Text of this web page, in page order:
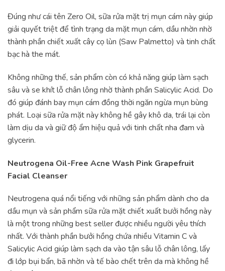
Đúng như cái tên Zero Oil, sữa rửa mặt trị mụn cám này giúp
giải quyết triệt để tình trạng da mặt mụn cám, dầu nhờn nhờ
thành phần chiết xuất cây cọ lùn (Saw Palmetto) và tinh chất
bạc hà the mát.
Không những thế, sản phẩm còn có khả năng giúp làm sạch
sâu và se khít lỗ chân lông nhờ thành phần Salicylic Acid. Do
đó giúp đánh bay mụn cám đồng thời ngăn ngừa mụn bùng
phát. Loại sữa rửa mặt này không hề gây khô da, trái lại còn
làm dịu da và giữ độ ẩm hiệu quả với tinh chất nha đam và
glycerin.
Neutrogena Oil-Free Acne Wash Pink Grapefruit
Facial Cleanser
Neutrogena quá nổi tiếng với những sản phẩm dành cho da
dầu mụn và sản phẩm sữa rửa mặt chiết xuất bưởi hồng này
là một trong những best seller được nhiều người yêu thích
nhất. Với thành phần bưởi hồng chứa nhiều Vitamin C và
Salicylic Acid giúp làm sạch da vào tận sâu lỗ chân lông, lấy
đi lớp bụi bẩn, bã nhờn và tế bào chết trên da mà không hề